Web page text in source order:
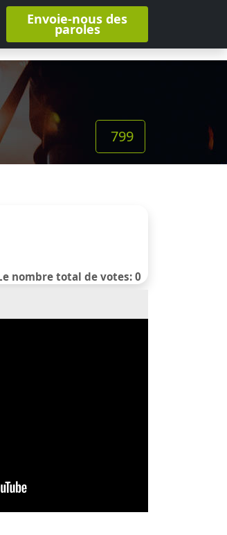
Envoie-nous des
paroles
799
nombre total de votes: 0